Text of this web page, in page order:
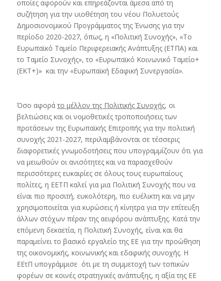
οποίες αφορούν και επηρεάζονται άμεσα από τη
συζήτηση για την υιοθέτηση του νέου Πολυετούς
Δημοσιονομικού Προγράμματος της Ένωσης για την
περίοδο 2020-2027, όπως, η «Πολιτική Συνοχής», «Το
Ευρωπαϊκό Ταμείο Περιφερειακής Ανάπτυξης (ΕΤΠΑ) και
το Ταμείο Συνοχής», το «Ευρωπαϊκό Κοινωνικό Ταμείο+
(ΕΚΤ+)» και την «Ευρωπαϊκή Εδαφική Συνεργασία».
Όσο αφορά το μέλλον της Πολιτικής Συνοχής, οι
βελτιώσεις και οι νομοθετικές τροποποιήσεις των
προτάσεων της Ευρωπαϊκής Επιτροπής για την πολιτική
συνοχής 2021-2027, περιλαμβάνονται σε τέσσερις
διαφορετικές γνωμοδοτήσεις που υπογραμμίζουν ότι για
να μειωθούν οι ανισότητες και να παρασχεθούν
περισσότερες ευκαιρίες σε όλους τους ευρωπαίους
πολίτες, η ΕΕΤΠ καλεί για μια Πολιτική Συνοχής που να
είναι πιο προσιτή, ευκολότερη, πιο ευέλικτη και να μην
χρησιμοποιείται για κυρώσεις ή κίνητρα για την επίτευξη
άλλων στόχων πέραν της αειφόρου ανάπτυξης. Κατά την
επόμενη δεκαετία, η Πολιτική Συνοχής, είναι και θα
παραμείνει το βασικό εργαλείο της ΕΕ για την προώθηση
της οικονομικής, κοινωνικής και εδαφικής συνοχής. Η
ΕΕτΠ υπογράμμισε ότι με τη συμμετοχή των τοπικών
φορέων σε κοινές στρατηγικές ανάπτυξης, η αξία της ΕΕ